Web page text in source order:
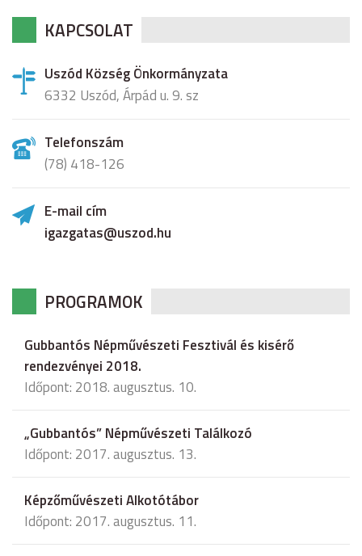
KAPCSOLAT
Uszód Község Önkormányzata
6332 Uszód, Árpád u. 9. sz
Telefonszám
(78) 418-126
E-mail cím
igazgatas@uszod.hu
PROGRAMOK
Gubbantós Népművészeti Fesztivál és kisérő
rendezvényei 2018.
Időpont: 2018. augusztus. 10.
„Gubbantós” Népművészeti Találkozó
Időpont: 2017. augusztus. 13.
Képzőművészeti Alkotótábor
Időpont: 2017. augusztus. 11.